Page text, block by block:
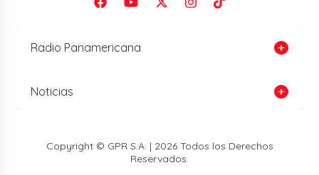
Radio Panamericana
Noticias
Copyright © GPR S.A. | 2026 Todos los Derechos
Reservados.